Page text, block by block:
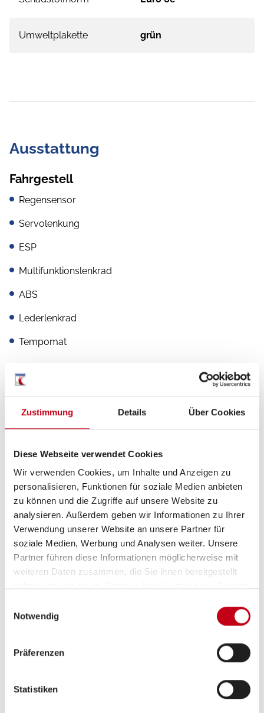
Zustimmung Details Über Cookies
Diese Webseite verwendet Cookies
Wir verwenden Cookies, um Inhalte und Anzeigen zu
personalisieren, Funktionen für soziale Medien anbieten
zu können und die Zugriffe auf unsere Website zu
analysieren. Außerdem geben wir Informationen zu Ihrer
Verwendung unserer Website an unsere Partner für
soziale Medien, Werbung und Analysen weiter. Unsere
Partner führen diese Informationen möglicherweise mit
weiteren Daten zusammen, die Sie ihnen bereitgestellt
Notwendig
Präferenzen
Statistiken
Umweltplakette grün
Ausstattung
Fahrgestell
Regensensor
Servolenkung
ESP
Multifunktionslenkrad
ABS
Lederlenkrad
Tempomat
Heizung / Klima
Gasheizung
Klimaautomatik
Standheizung Fahrerhaus
Dusche separat